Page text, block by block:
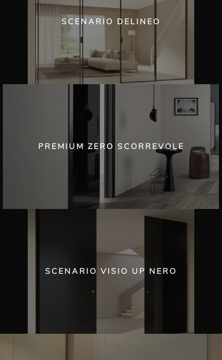
SCENARIO DELINEO
PREMIUM ZERO SCORREVOLE
SCENARIO VISIO UP NERO